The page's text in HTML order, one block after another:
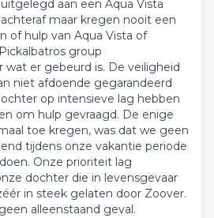
aan een Aqua Vista
maar kregen nooit een
of hulp van Aqua Vista of
group
wat er gebeurd is. De veiligheid
niet afdoende gegarandeerd
op intensieve lag hebben
om hulp gevraagd. De enige
toe kregen, was dat we geen
tijdens onze vakantie periode
Onze prioriteit lag
dochter die in levensgevaar
in steek gelaten door Zoover.
alleenstaand geval.